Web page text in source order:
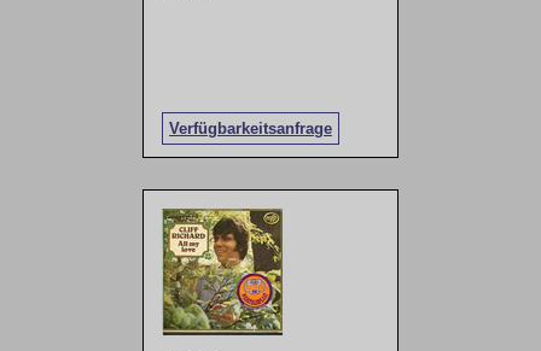
Verfügbarkeitsanfrage